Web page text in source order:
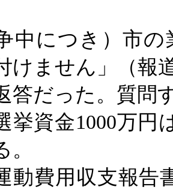
中につき）市の
けません」（報
だった。質問
挙資金1000万円
動費用収支報告